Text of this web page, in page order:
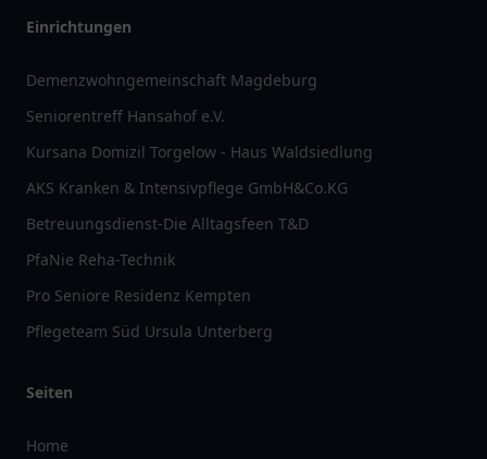
Einrichtungen
Demenzwohngemeinschaft Magdeburg
Seniorentreff Hansahof e.V.
Kursana Domizil Torgelow - Haus Waldsiedlung
AKS Kranken & Intensivpflege GmbH&Co.KG
Betreuungsdienst-Die Alltagsfeen T&D
PfaNie Reha-Technik
Pro Seniore Residenz Kempten
Pflegeteam Süd Ursula Unterberg
Seiten
Home